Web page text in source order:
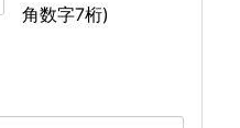
角数字7桁)